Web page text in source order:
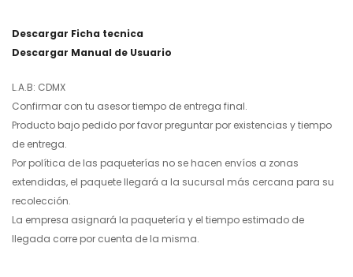
Descargar Ficha tecnica
Descargar Manual de Usuario
L.A.B: CDMX
Confirmar con tu asesor tiempo de entrega final.
Producto bajo pedido por favor preguntar por existencias y tiempo
de entrega.
Por política de las paqueterías no se hacen envíos a zonas
extendidas, el paquete llegará a la sucursal más cercana para su
recolección.
La empresa asignará la paquetería y el tiempo estimado de
llegada corre por cuenta de la misma.